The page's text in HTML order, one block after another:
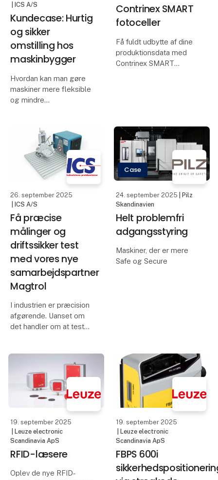
| ICS A/S
Kundecase: Hurtig
og sikker
omstilling hos
maskinbygger
Hvordan kan man gøre
maskiner mere fleksible
og mindre
driftssikkerheden? En
dansk maskinbygger
stod med netop den
udfordring.
Deres kunder ønskede
produk
Contrinex SMART
fotoceller
Få fuldt udbytte af dine
produktionsdata med
Contrinex SMART
præcision og fleksibilitet
til dine process
26. september 2025
| ICS A/S
Få præcise
målinger og
driftssikker test
med vores nye
samarbejdspartner
Magtrol
I industrien er præcision
afgørende. Uanset om
det handler om at teste
belastning og vægt i
løftesystemer, er det
afgørende med
måleudstyr, d
Case
24. september 2025
| Pilz
Skandinavien
Helt problemfri
adgangsstyring
Maskiner, der er mere
Safe og Secure
Betjeningsfejl og
manipul
19. september 2025
| Leuze electronic
Scandinavia ApS
RFID-læsere
Oplev de nye RFID-
19. september 2025
| Leuze electronic
Scandinavia ApS
FBPS 600i